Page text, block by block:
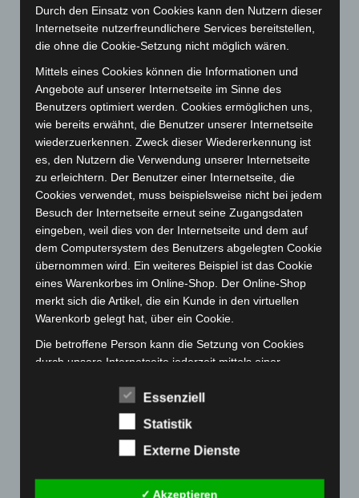
Dezember 2023(130)
November 2023(130)
September 2023(133)
August 2023(134)
Juli 2023(118)
Juni 2023
(142)
Mai 2023(139)
April 2023 (155)
März 2023 (174)
Februar 2023(154)
Januar 2023(140)
Dezember 2022(130)
November 2022(167)
Oktober 2022(166)
Durch den Einsatz von Cookies kann den Nutzern dieser
Internetseite nutzerfreundlichere Services bereitstellen,
die ohne die Cookie-Setzung nicht möglich wären.
Mittels eines Cookies können die Informationen und
Angebote auf unserer Internetseite im Sinne des
Benutzers optimiert werden. Cookies ermöglichen uns,
wie bereits erwähnt, die Benutzer unserer Internetseite
wiederzuerkennen. Zweck dieser Wiedererkennung ist
es, den Nutzern die Verwendung unserer Internetseite
zu erleichtern. Der Benutzer einer Internetseite, die
Cookies verwendet, muss beispielsweise nicht bei jedem
Besuch der Internetseite erneut seine Zugangsdaten
eingeben, weil dies von der Internetseite und dem auf
dem Computersystem des Benutzers abgelegten Cookie
übernommen wird. Ein weiteres Beispiel ist das Cookie
eines Warenkorbes im Online-Shop. Der Online-Shop
merkt sich die Artikel, die ein Kunde in den virtuellen
Warenkorb gelegt hat, über ein Cookie.
Die betroffene Person kann die Setzung von Cookies
durch unsere Internetseite jederzeit mittels einer
Internetbrowsers verhindern und damit der Setzung von
Cookies dauerhaft widersprechen. Ferner können
bereits gesetzte Cookies jederzeit über einen
Internetbrowser oder andere Softwareprogramme
Essenziell
Statistik
Externe Dienste
✓ Akzeptieren